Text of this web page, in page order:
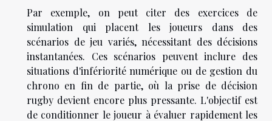
Par exemple, on peut citer des exercices de
simulation qui placent les joueurs dans des
scénarios de jeu variés, nécessitant des décisions
instantanées. Ces scénarios peuvent inclure des
situations d'infériorité numérique ou de gestion du
chrono en fin de partie, où la prise de décision
rugby devient encore plus pressante. L'objectif est
de conditionner le joueur à évaluer rapidement les